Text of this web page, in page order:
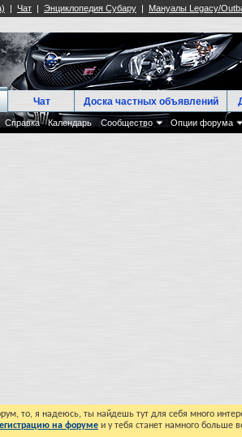
Справка Календарь Сообщество Опции форума
Чат Доска частных объявлений
то, я надеюсь, ты найдешь тут для себя много
на форуме и у тебя станет намного больше